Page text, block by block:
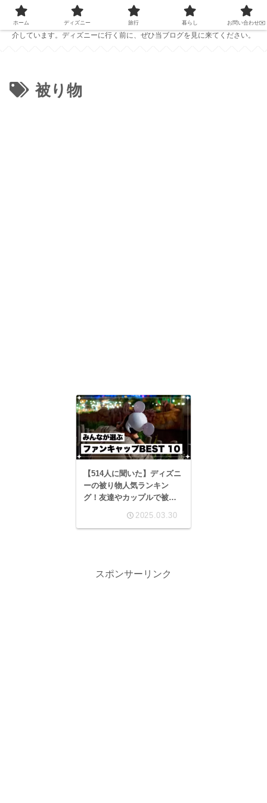
PC1台で仕事をしている夫婦が、ディズニーの準備に役立つ情報を発信中！
ホテルレビューやおすすめのパークフード、ディズニーで役立つアイテムを紹
介しています。ディズニーに行く前に、ぜひ当ブログを見に来てください。
被り物
【514人に聞いた】ディズニ
ーの被り物人気ランキン
グ！友達やカップルで被る
2025.03.30
スポンサーリンク
ホーム ディズニー 旅行 暮らし お問い合わせ✉️